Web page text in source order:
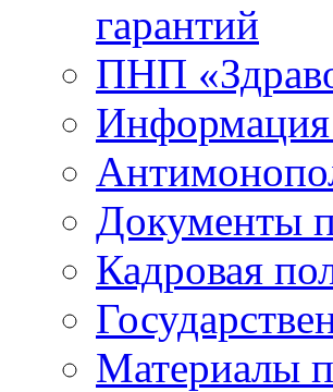
гарантий
ПНП
Информация
Документы
Кадровая
Материалы